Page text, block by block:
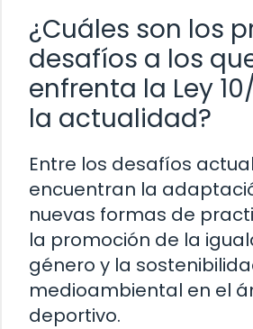
¿Cuáles son los
desafíos a los
enfrenta la Ley
la actualidad?
Entre los desafíos
encuentran la
nuevas formas de
la promoción de la
género y la
medioambiental en el
deportivo.